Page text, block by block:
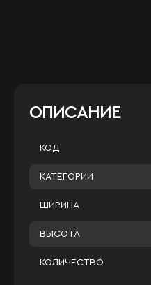
ОПИСАНИЕ
КОД
КАТЕГОРИИ
ШИРИНА
ВЫСОТА
КОЛИЧЕСТВО